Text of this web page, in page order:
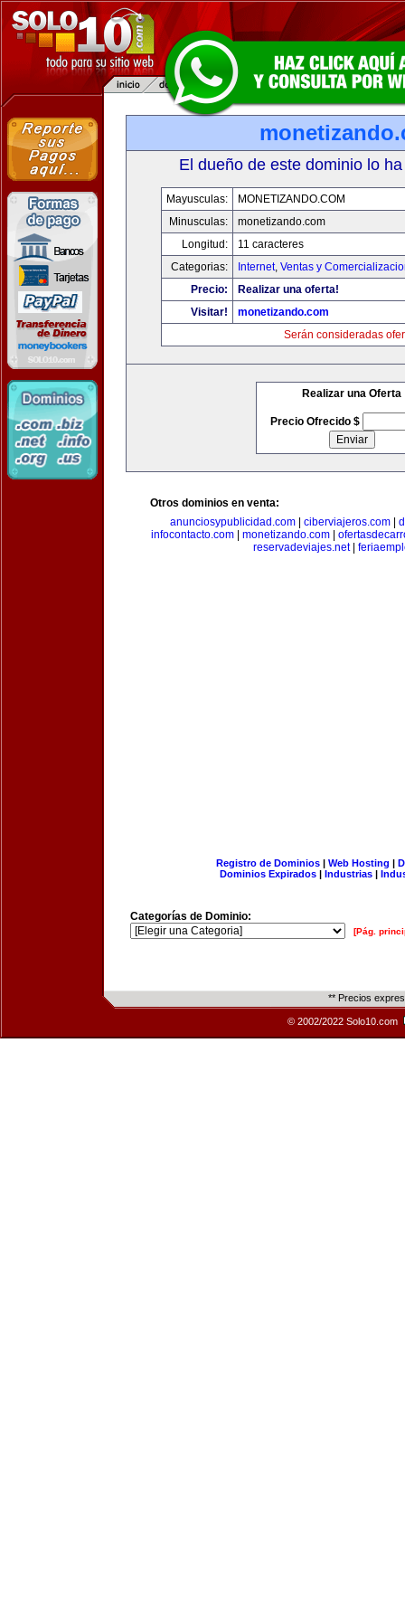
El dueño de este dominio lo
Mayusculas:
MONETIZANDO.COM
Minusculas:
monetizando.com
Longitud:
11 caracteres
Categorias:
Internet, Ventas y
Precio:
Realizar una oferta!
Visitar!
monetizando.com
Serán consideradas
Realizar una Oferta
Precio Ofrecido $
Otros dominios en venta:
anunciosypublicidad.com| ciberviajeros.com|
infocontacto.com
monetizando.com
reservadeviajes.net|
Registro de Dominios| Web Hosting |
Dominios Expirados | Industrias |
Categorías de Dominio:
[Pág.
** Precios
© 2002/2022 Solo10.com